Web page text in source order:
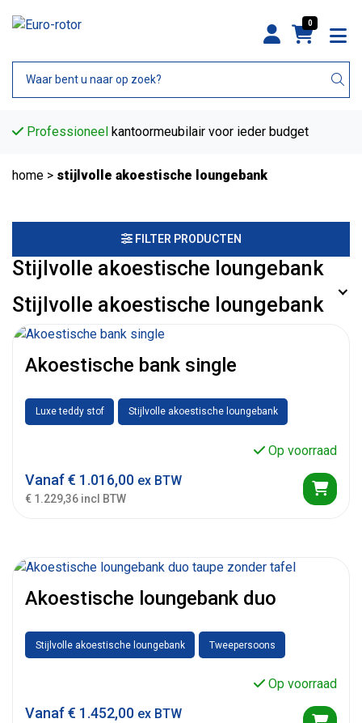
0
Professioneel kantoormeubilair voor ieder budget
home > stijlvolle akoestische loungebank
FILTER PRODUCTEN
Stijlvolle akoestische loungebank
Stijlvolle akoestische loungebank
Akoestische bank single
Luxe teddy stof Stijlvolle akoestische loungebank
Op voorraad
Vanaf€ 1.016,00 ex BTW
€ 1.229,36 incl BTW
Akoestische loungebank duo
Stijlvolle akoestische loungebank Tweepersoons
Op voorraad
Vanaf€ 1.452,00 ex BTW